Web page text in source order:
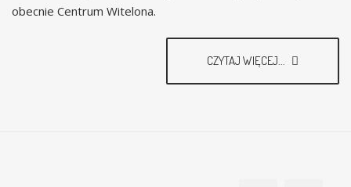
obecnie Centrum Witelona.
CZYTAJ WIĘCEJ...